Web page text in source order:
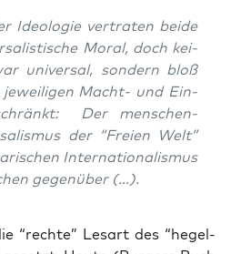
Ideo­lo­gie ver­tra­ten bei­de
Moral, doch kei­
uni­ver­sal, son­dern bloß
Macht- und Ein­
Der men­schen­
der “Frei­en Welt”
Inter­na­tio­na­lis­mus
gegenüber (…).
“rech­te” Les­art des “hegel­